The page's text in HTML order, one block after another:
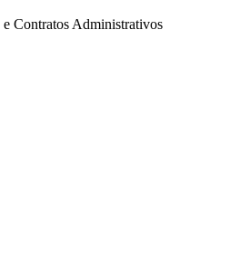
Contratos Administrativos